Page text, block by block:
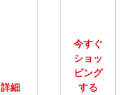
詳細
今すぐ
ショッ
ピング
する